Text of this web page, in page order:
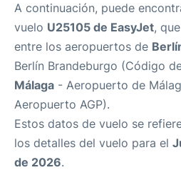
A continuación, puede
vuelo U25105 de EasyJet,
entre los aeropuertos de
Berlín Brandeburgo (Código
Málaga - Aeropuerto de
Aeropuerto AGP).
Estos datos de vuelo se
los detalles del vuelo para el
de 2026.